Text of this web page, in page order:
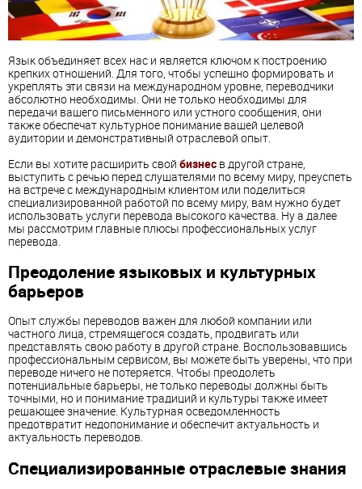
Язык объединяет всех нас и является ключом к построению
крепких отношений. Для того, чтобы успешно формировать и
укреплять эти связи на международном уровне, переводчики
абсолютно необходимы. Они не только необходимы для
передачи вашего письменного или устного сообщения, они
также обеспечат культурное понимание вашей целевой
аудитории и демонстративный отраслевой опыт.
Если вы хотите расширить свой бизнес в другой стране,
выступить с речью перед слушателями по всему миру, преуспеть
на встрече с международным клиентом или поделиться
специализированной работой по всему миру, вам нужно будет
использовать услуги перевода высокого качества. Ну а далее
мы рассмотрим главные плюсы профессиональных услуг
перевода.
Преодоление языковых и культурных
барьеров
Опыт службы переводов важен для любой компании или
частного лица, стремящегося создать, продвигать или
представлять свою работу в другой стране. Воспользовавшись
профессиональным сервисом, вы можете быть уверены, что при
переводе ничего не потеряется. Чтобы преодолеть
потенциальные барьеры, не только переводы должны быть
точными, но и понимание традиций и культуры также имеет
решающее значение. Культурная осведомленность
предотвратит недопонимание и обеспечит актуальность и
актуальность переводов.
Специализированные отраслевые знания